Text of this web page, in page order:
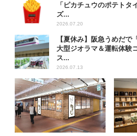
「ピカチュウのポテトタ
ズ...
2026.07.20
【夏休み】阪急うめだで
大型ジオラマ＆運転体験
ス...
2026.07.13